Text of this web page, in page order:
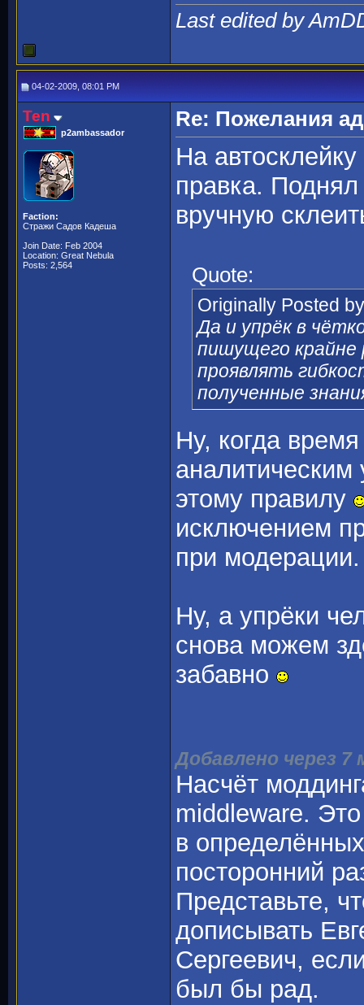
Last edited by
04-02-2009, 08:01 PM
Ten
p2ambassador
Faction:
Стражи Садов Кадеша
Join Date: Feb 2004
Location: Great Nebula
Posts: 2,564
Re: Пожелания
На
правка.
вручную
Quote:
Originally Posted
Да и упрёк в
пишущего крайне
проявлять
полученные
Ну, когда
этому правилу
исключением
при модерации.
Ну, а упрёки
снова можем
забавно
Добавлено через 7
Насчёт
middleware.
в
посторонний
Представьте,
дописывать
Сергеевич,
был бы рад.